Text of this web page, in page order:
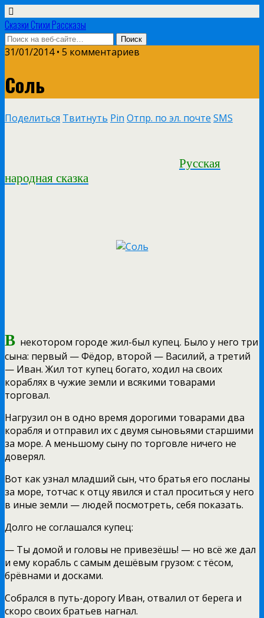
Сказки Стихи Рассказы
31/01/2014 • 5 комментариев
Соль
Поделиться Твитнуть Pin Отпр. по эл. почте SMS
Русская
народная сказка
В некотором городе жил-был купец. Было у него три
сына: первый — Фёдор, второй — Василий, а третий
— Иван. Жил тот купец богато, ходил на своих
кораблях в чужие земли и всякими товарами
торговал.
Нагрузил он в одно время дорогими товарами два
корабля и отправил их с двумя сыновьями старшими
за море. А меньшому сыну по торговле ничего не
доверял.
Вот как узнал младший сын, что братья его посланы
за море, тотчас к отцу явился и стал проситься у него
в иные земли — людей посмотреть, себя показать.
Долго не соглашался купец:
— Ты домой и головы не привезёшь! — но всё же дал
и ему корабль с самым дешёвым грузом: с тёсом,
брёвнами и досками.
Собрался в путь-дорогу Иван, отвалил от берега и
скоро своих братьев нагнал.